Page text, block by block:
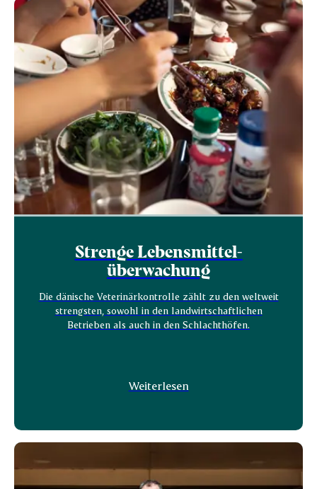
Strenge Lebensmittel­
überwachung
Die dänische Veterinärkontrolle zählt zu den weltweit
strengsten, sowohl in den landwirtschaftlichen
Betrieben als auch in den Schlachthöfen.
Weiterlesen